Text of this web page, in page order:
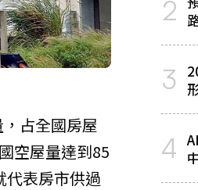
占全國房屋
空屋量達到85
代表房市供過
2
3
4